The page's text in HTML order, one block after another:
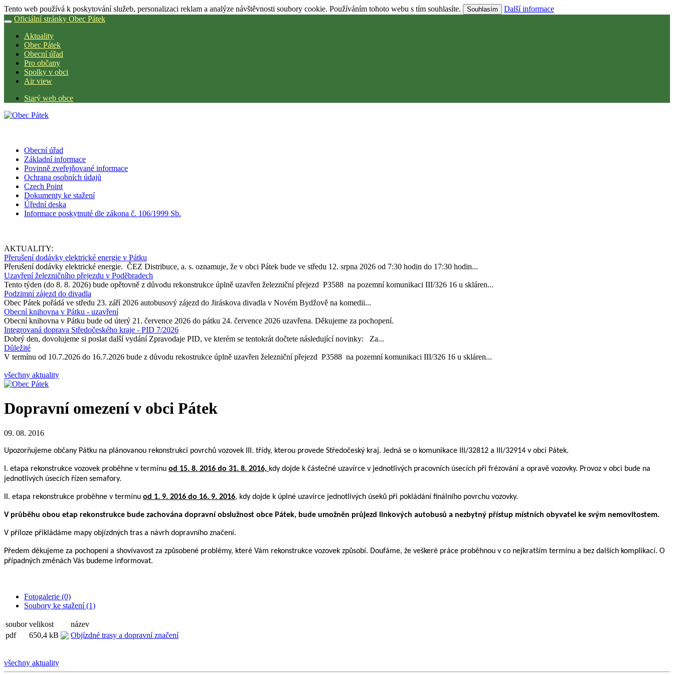
Tento web používá k poskytování služeb, personalizaci reklam a analýze návštěvnosti soubory cookie. Používáním tohoto webu s tím souhlasíte. Souhlasím
Další informace
Oficiální stránky Obec Pátek
Aktuality
Obec Pátek
Obecní úřad
Pro občany
Spolky v obci
Air view
Starý web obce
Obecní úřad
Základní informace
Povinně zveřejňované informace
Ochrana osobních údajů
Czech Point
Dokumenty ke stažení
Úřední deska
Informace poskytnuté dle zákona č. 106/1999 Sb.
AKTUALITY:
Přerušení dodávky elektrické energie v Pátku
Přerušení dodávky elektrické energie. ČEZ Distribuce, a. s. oznamuje, že v obci Pátek bude ve středu 12. srpna 2026 od 7:30 hodin do 17:30 hodin...
Uzavření železničního přejezdu v Poděbradech
Tento týden (do 8. 8. 2026) bude opětovně z důvodu rekonstrukce úplně uzavřen železniční přejezd P3588 na pozemní komunikaci III/326 16 u skláren...
Podzimní zájezd do divadla
Obec Pátek pořádá ve středu 23. září 2026 autobusový zájezd do Jiráskova divadla v Novém Bydžově na komedii...
Obecní knihovna v Pátku - uzavření
Obecní knihovna v Pátku bude od úterý 21. července 2026 do pátku 24. července 2026 uzavřena. Děkujeme za pochopení.
Integrovaná doprava Středočeského kraje - PID 7/2026
Dobrý den, dovolujeme si poslat další vydání Zpravodaje PID, ve kterém se tentokrát dočtete následující novinky: Za...
Důležité
V termínu od 10.7.2026 do 16.7.2026 bude z důvodu rekostrukce úplně uzavřen železniční přejezd P3588 na pozemní komunikaci III/326 16 u skláren...
všechny aktuality
Dopravní omezení v obci Pátek
09. 08. 2016
Upozorňujeme občany Pátku na plánovanou rekonstrukci povrchů vozovek III. třídy, kterou provede Středočeský kraj. Jedná se o komunikace III/32812 a III/32914 v obci Pátek.
I. etapa rekonstrukce vozovek proběhne v termínu od 15. 8. 2016 do 31. 8. 2016, kdy dojde k částečné uzavírce v jednotlivých pracovních úsecích při frézování a opravě vozovky. Provoz v obci bude na
jednotlivých úsecích řízen semafory.
II. etapa rekonstrukce proběhne v termínu od 1. 9. 2016 do 16. 9. 2016, kdy dojde k úplné uzavírce jednotlivých úseků při pokládání finálního povrchu vozovky.
V průběhu obou etap rekonstrukce bude zachována dopravní obslužnost obce Pátek, bude umožněn průjezd linkových autobusů a nezbytný přístup místních obyvatel ke svým nemovitostem.
V příloze přikládáme mapy objízdných tras a návrh dopravního značení.
Předem děkujeme za pochopení a shovívavost za způsobené problémy, které Vám rekonstrukce vozovek způsobí. Doufáme, že veškeré práce proběhnou v co nejkratším termínu a bez dalších komplikací. O
případných změnách Vás budeme informovat.
Fotogalerie (0)
Soubory ke stažení (1)
soubor velikost
název
pdf
650,4 kB Objízdné trasy a dopravní značení
všechny aktuality